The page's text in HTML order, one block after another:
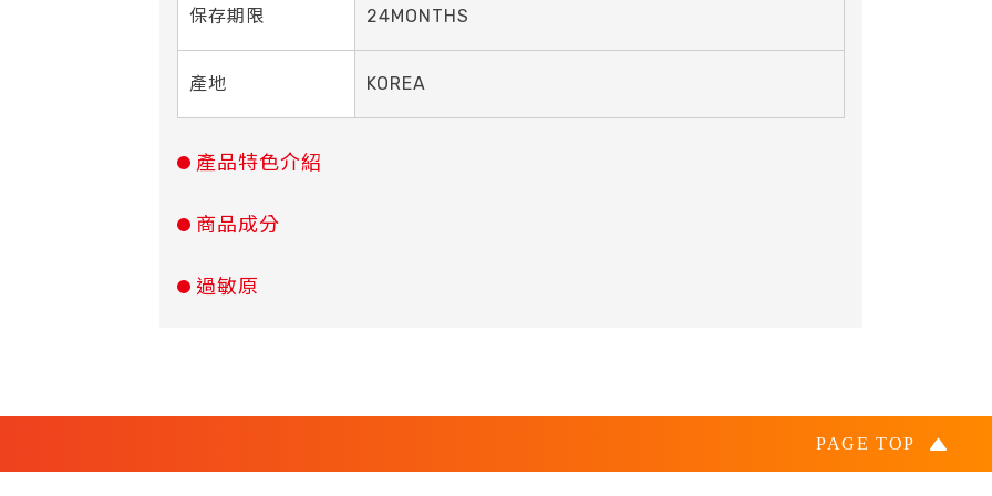
保存期限 24MONTHS
產地 KOREA
產品特色介紹
商品成分
過敏原